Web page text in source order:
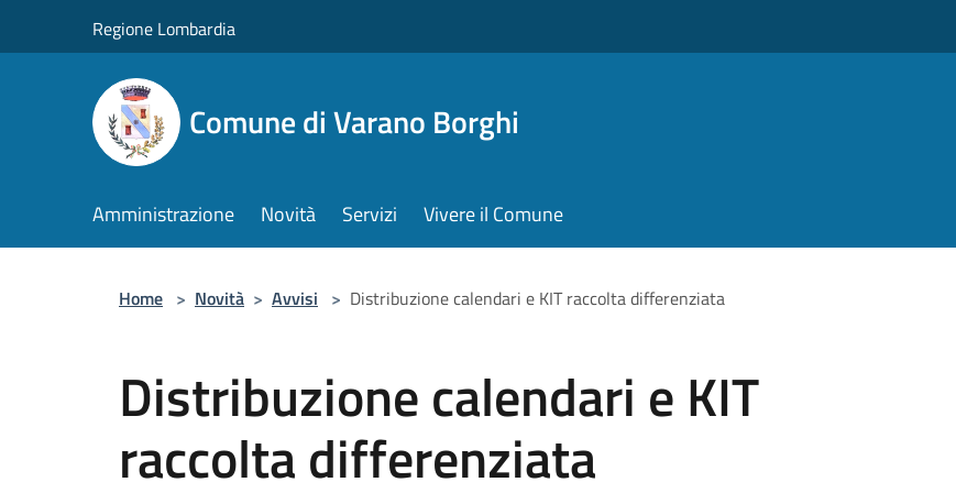
Regione Lombardia
Comune di Varano Borghi
Amministrazione Novità Servizi Vivere il Comune
Home > Novità > Avvisi > Distribuzione calendari e KIT raccolta differenziata
Distribuzione calendari e KIT
raccolta differenziata